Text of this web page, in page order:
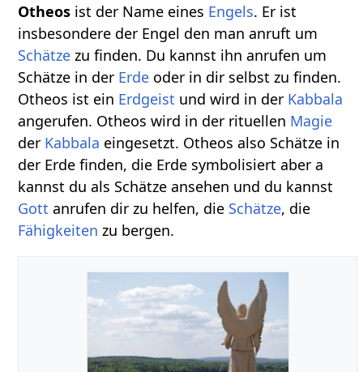
Otheos ist der Name eines Engels. Er ist
insbesondere der Engel den man anruft um
Schätze zu finden. Du kannst ihn anrufen um
Schätze in der Erde oder in dir selbst zu finden.
Otheos ist ein Erdgeist und wird in der Kabbala
angerufen. Otheos wird in der rituellen Magie
der Kabbala eingesetzt. Otheos also Schätze in
der Erde finden, die Erde symbolisiert aber a
kannst du als Schätze ansehen und du kannst
Gott anrufen dir zu helfen, die Schätze, die
Fähigkeiten zu bergen.